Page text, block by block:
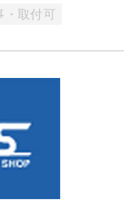
・取付可